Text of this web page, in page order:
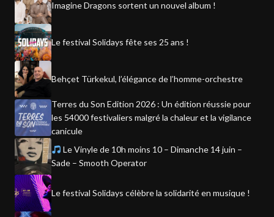
Imagine Dragons sortent un nouvel album !
Le festival Solidays fête ses 25 ans !
Behçet Türkekul, l’élégance de l’homme-orchestre
Terres du Son Edition 2026 : Un édition réussie pour
les 54000 festivaliers malgré la chaleur et la vigilance
canicule
Le Vinyle de 10h moins 10 – Dimanche 14 juin –
Sade – Smooth Operator
Le festival Solidays célèbre la solidarité en musique !